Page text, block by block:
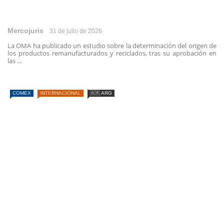
Mercojuris 31 de julio de 2026
La OMA ha publicado un estudio sobre la determinación del origen de
los productos remanufacturados y reciclados, tras su aprobación en
las ...
COMEX INTERNACIONAL 🇦🇷 ARG